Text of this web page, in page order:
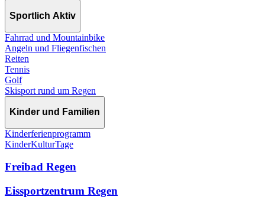
Sportlich Aktiv
Fahrrad und Mountainbike
Angeln und Fliegenfischen
Reiten
Tennis
Golf
Skisport rund um Regen
Kinder und Familien
Kinderferienprogramm
KinderKulturTage
Freibad Regen
Eissportzentrum Regen